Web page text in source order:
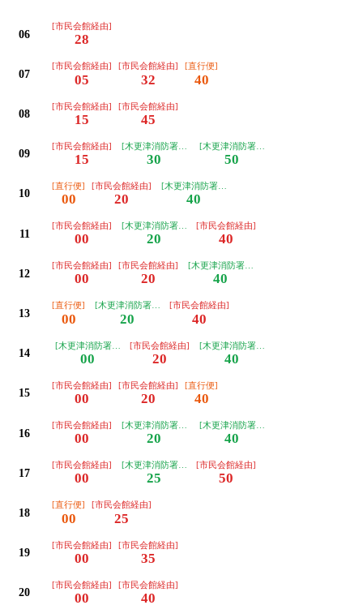
06
[市民会館経由]
28
07
[市民会館経由]
05
[市民会館経由]
32
[直行便]
40
08
[市民会館経由]
15
[市民会館経由]
45
09
[市民会館経由]
15
[木更津消防署経由]
30
[木更津消防署経由]
50
10
[直行便]
00
[市民会館経由]
20
[木更津消防署経由]
40
11
[市民会館経由]
00
[木更津消防署経由]
20
[市民会館経由]
40
12
[市民会館経由]
00
[市民会館経由]
20
[木更津消防署経由]
40
13
[直行便]
00
[木更津消防署経由]
20
[市民会館経由]
40
14
[木更津消防署経由]
00
[市民会館経由]
20
[木更津消防署経由]
40
15
[市民会館経由]
00
[市民会館経由]
20
[直行便]
40
16
[市民会館経由]
00
[木更津消防署経由]
20
[木更津消防署経由]
40
17
[市民会館経由]
00
[木更津消防署経由]
25
[市民会館経由]
50
18
[直行便]
00
[市民会館経由]
25
19
[市民会館経由]
00
[市民会館経由]
35
20
[市民会館経由]
00
[市民会館経由]
40